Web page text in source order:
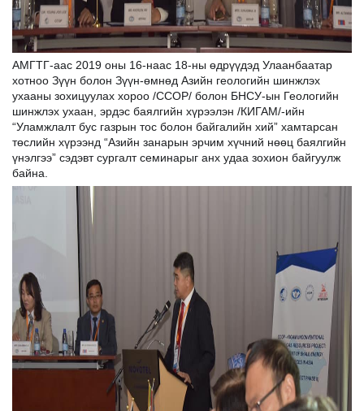
АМГТГ-аас 2019 оны 16-наас 18-ны өдрүүдэд Улаанбаатар
хотноо Зүүн болон Зүүн-өмнөд Азийн геологийн шинжлэх
ухааны зохицуулах хороо /CCOP/ болон БНСУ-ын Геологийн
шинжлэх ухаан, эрдэс баялгийн хүрээлэн /КИГАМ/-ийн
“Уламжлалт бус газрын тос болон байгалийн хий” хамтарсан
төслийн хүрээнд “Азийн занарын эрчим хүчний нөөц баялгийн
үнэлгээ” сэдэвт сургалт семинарыг анх удаа зохион байгуулж
байна.